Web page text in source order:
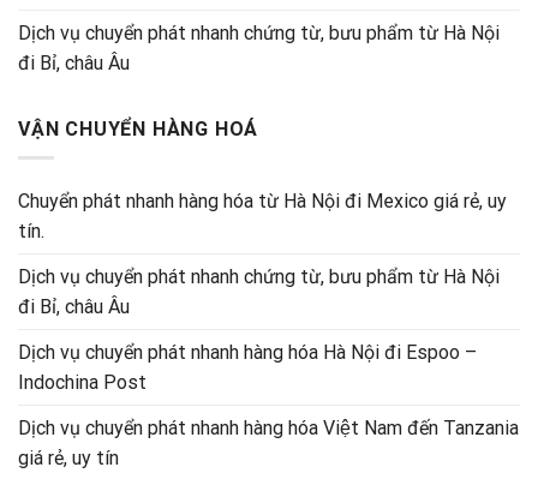
Dịch vụ chuyển phát nhanh chứng từ, bưu phẩm từ Hà Nội
đi Bỉ, châu Âu
VẬN CHUYỂN HÀNG HOÁ
Chuyển phát nhanh hàng hóa từ Hà Nội đi Mexico giá rẻ, uy
tín.
Dịch vụ chuyển phát nhanh chứng từ, bưu phẩm từ Hà Nội
đi Bỉ, châu Âu
Dịch vụ chuyển phát nhanh hàng hóa Hà Nội đi Espoo –
Indochina Post
Dịch vụ chuyển phát nhanh hàng hóa Việt Nam đến Tanzania
giá rẻ, uy tín